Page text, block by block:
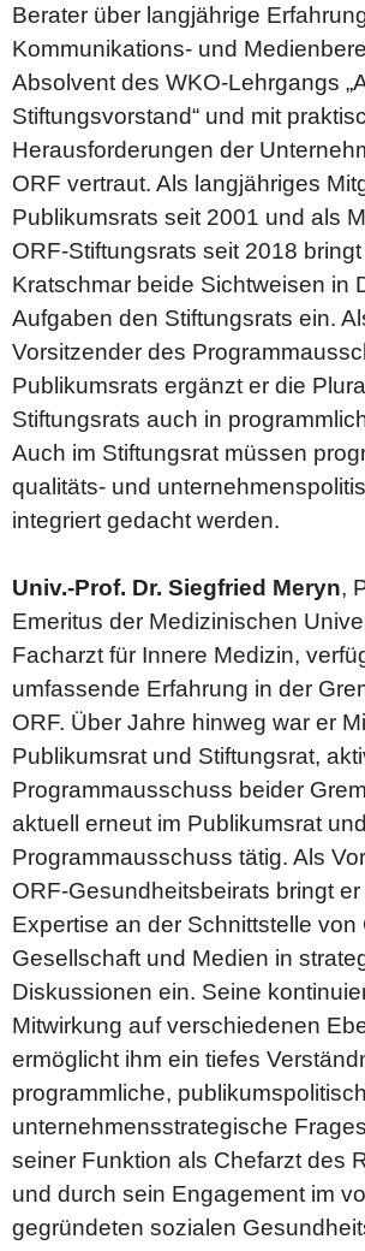
Berater über langjährige
Kommunikations- und
Absolvent des WKO-Lehrgangs
Stiftungsvorstand“ und mit
Herausforderungen der
ORF vertraut. Als langjähriges
Publikumsrats seit 2001 und als
ORF-Stiftungsrats seit 2018
Kratschmar beide Sichtweisen in
Aufgaben den Stiftungsrats ein.
Vorsitzender des
Publikumsrats ergänzt er die
Stiftungsrats auch in
Auch im Stiftungsrat müssen
qualitäts- und
integriert gedacht werden.
Univ.-Prof. Dr. Siegfried Meryn,
Emeritus der Medizinischen
Facharzt für Innere Medizin,
umfassende Erfahrung in der
ORF. Über Jahre hinweg war er
Publikumsrat und Stiftungsrat,
Programmausschuss beider
aktuell erneut im Publikumsrat
Programmausschuss tätig. Als
ORF-Gesundheitsbeirats bringt
Expertise an der Schnittstelle von
Gesellschaft und Medien in
Diskussionen ein. Seine
Mitwirkung auf verschiedenen
ermöglicht ihm ein tiefes
programmliche,
unternehmensstrategische
seiner Funktion als Chefarzt des
und durch sein Engagement im
gegründeten sozialen